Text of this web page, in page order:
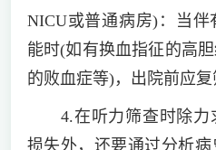
NICU或普通病房)：当
能时(如有换血指征的高
的败血症等)，出院前应复
4.在听力筛查时除力
损失外，还要通过分析